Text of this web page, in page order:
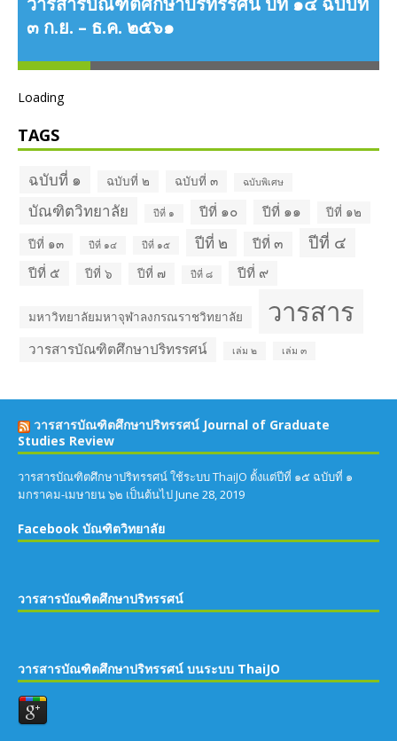
๓ ก.ย. – ธ.ค. ๒๕๖๑
Loading
TAGS
ฉบับที่ ๑ ฉบับที่ ๒ ฉบับที่ ๓ ฉบับพิเศษ
บัณฑิตวิทยาลัย ปีที่ ๑ ปีที่ ๑๐ ปีที่ ๑๑
ปีที่ ๑๒
ปีที่ ๑๓
ปีที่ ๑๔ ปีที่ ๑๕ ปีที่ ๒ ปีที่ ๓ ปีที่ ๔
ปีที่ ๕ ปีที่ ๖ ปีที่ ๗ ปีที่ ๘ ปีที่ ๙
มหาวิทยาลัยมหาจุฬาลงกรณราชวิทยาลัย วารสาร
วารสารบัณฑิตศึกษาปริทรรศน์ เล่ม ๒ เล่ม ๓
วารสารบัณฑิตศึกษาปริทรรศน์ Journal of Graduate
Studies Review
วารสารบัณฑิตศึกษาปริทรรศน์ ใช้ระบบ ThaiJO ตั้งแต่ปีที่ ๑๕ ฉบับที่ ๑
มกราคม-เมษายน ๖๒ เป็นต้นไปJune 28, 2019
Facebook บัณฑิตวิทยาลัย
วารสารบัณฑิตศึกษาปริทรรศน์
วารสารบัณฑิตศึกษาปริทรรศน์ บนระบบ ThaiJO